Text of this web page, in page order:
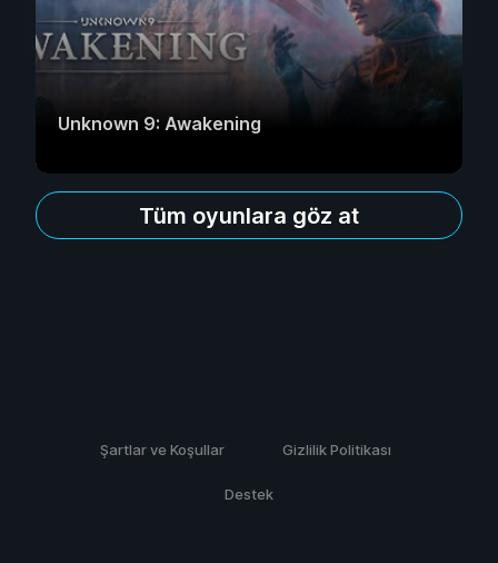
Unknown 9: Awakening
Tüm oyunlara göz at
Şartlar ve Koşullar Gizlilik Politikası
Destek